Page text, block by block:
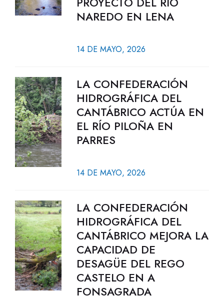
NAREDO EN LENA
14 DE MAYO, 2026
LA CONFEDERACIÓN
HIDROGRÁFICA DEL
CANTÁBRICO ACTÚA EN
EL RÍO PILOÑA EN
PARRES
14 DE MAYO, 2026
LA CONFEDERACIÓN
HIDROGRÁFICA DEL
CANTÁBRICO MEJORA LA
CAPACIDAD DE
DESAGÜE DEL REGO
CASTELO EN A
FONSAGRADA